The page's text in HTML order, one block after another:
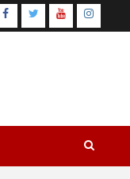
Facebook
TwitterYoutube